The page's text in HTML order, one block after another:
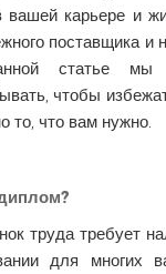
вашей карьере и
поставщика и
статье мы
чтобы
то, что вам нужно.
труда требует
для многих